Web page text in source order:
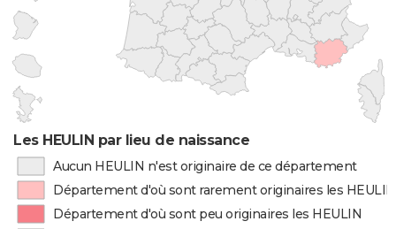
Les HEULIN par lieu de naissance
Aucun HEULIN n'est originaire de ce département
Département d'où sont rarement originaires les HEULIN
Département d'où sont peu originaires les HEULIN